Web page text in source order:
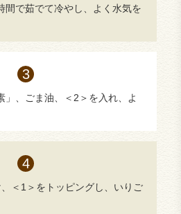
間で茹でて冷やし、よく水気を
」、ごま油、＜2＞を入れ、よ
＜1＞をトッピングし、いりご